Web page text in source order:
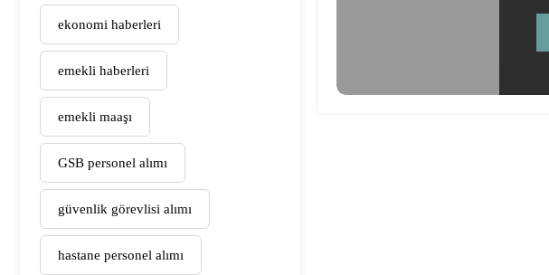
ekonomi haberleri
emekli haberleri
emekli maaşı
GSB personel alımı
güvenlik görevlisi alımı
hastane personel alımı